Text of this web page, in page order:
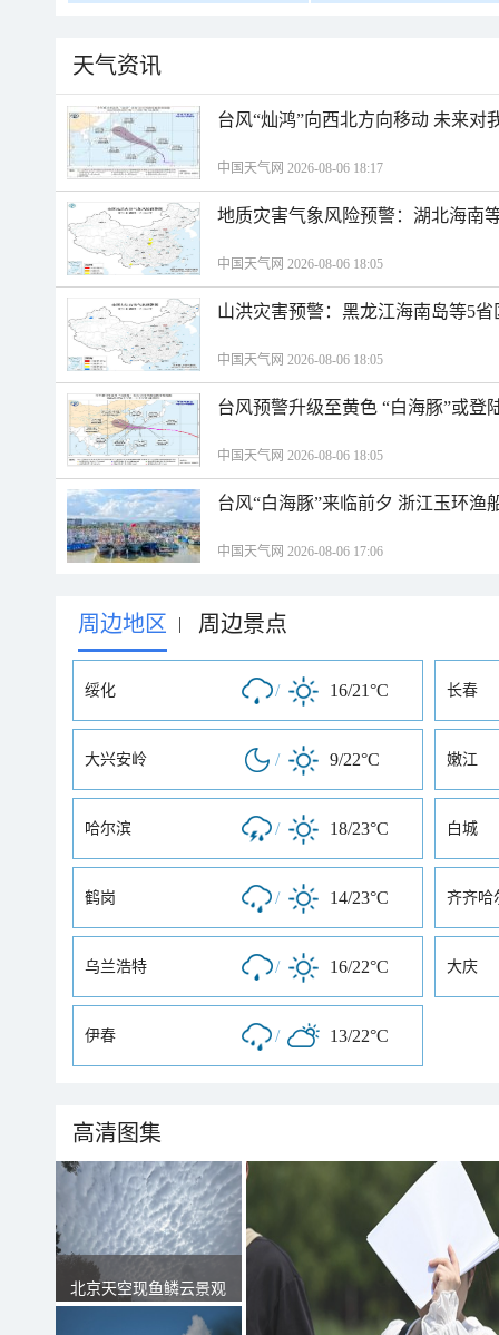
天气资讯
台风“灿鸿”向西北方向移动 未来对
中国天气网 2026-08-06 18:17
地质灾害气象风险预警：湖北海南
中国天气网 2026-08-06 18:05
山洪灾害预警：黑龙江海南岛等5
中国天气网 2026-08-06 18:05
台风预警升级至黄色 “白海豚”或登
中国天气网 2026-08-06 18:05
台风“白海豚”来临前夕 浙江玉环渔
中国天气网 2026-08-06 17:06
周边地区 | 周边景点
绥化 / 16/21°C 长春
大兴安岭 / 9/22°C 嫩江
哈尔滨 / 18/23°C 白城
鹤岗 / 14/23°C 齐齐哈
乌兰浩特 / 16/22°C 大庆
伊春 / 13/22°C
高清图集
北京天空现鱼鳞云景观